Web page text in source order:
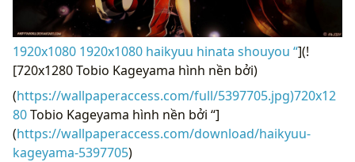
1920x1080 1920x1080 haikyuu hinata shouyou “](!
[720x1280 Tobio Kageyama hình nền bởi)
(https://wallpaperaccess.com/full/5397705.jpg)720x12
80Tobio Kageyama hình nền bởi “]
(https://wallpaperaccess.com/download/haikyuu-
kageyama-5397705)